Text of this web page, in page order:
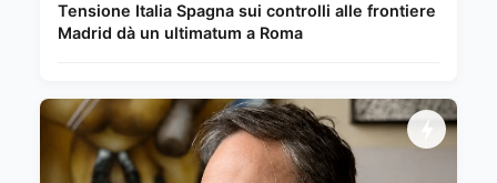
Tensione Italia Spagna sui controlli alle frontiere
Madrid dà un ultimatum a Roma